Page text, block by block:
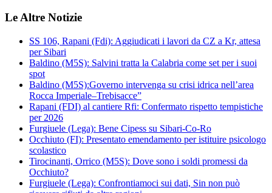
Le Altre Notizie
SS 106, Rapani (Fdi): Aggiudicati i lavori da CZ a Kr, attesa
per Sibari
Baldino (M5S): Salvini tratta la Calabria come set per i suoi
spot
Baldino (M5S):Governo intervenga su crisi idrica nell’area
Rocca Imperiale–Trebisacce”
Rapani (FDI) al cantiere Rfi: Confermato rispetto tempistiche
per 2026
Furgiuele (Lega): Bene Cipess su Sibari-Co-Ro
Occhiuto (FI): Presentato emendamento per istituire psicologo
scolastico
Tirocinanti, Orrico (M5S): Dove sono i soldi promessi da
Occhiuto?
Furgiuele (Lega): Confrontiamoci sui dati, Sin non può